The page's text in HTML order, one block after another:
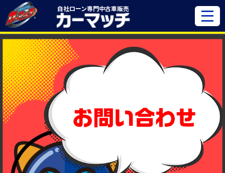
自社ローン専門中古車販売